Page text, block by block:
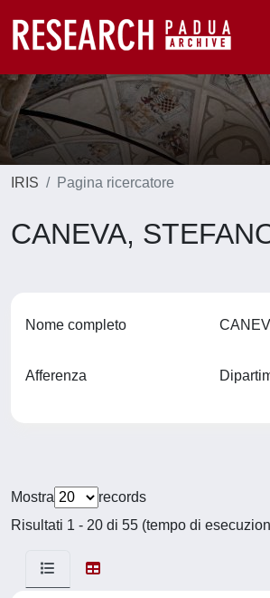
IRIS Pagina ricercatore
CANEVA,
Nome completo
Afferenza
Mostra
records
Risultati 1 - 20 di 55 (tempo di